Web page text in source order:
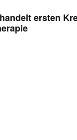
ersten